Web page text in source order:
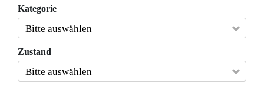
Kategorie
Bitte auswählen
Zustand
Bitte auswählen